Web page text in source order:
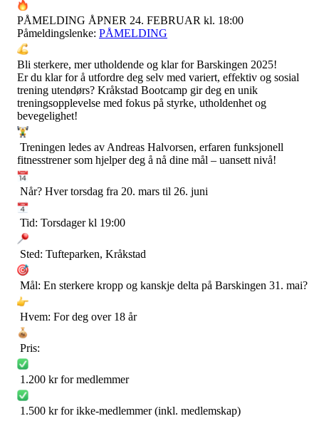
PÅMELDING ÅPNER 24. FEBRUAR kl. 18:00
Påmeldingslenke: PÅMELDING
Bli sterkere, mer utholdende og klar for Barskingen 2025!
Er du klar for å utfordre deg selv med variert, effektiv og sosial
trening utendørs? Kråkstad Bootcamp gir deg en unik
treningsopplevelse med fokus på styrke, utholdenhet og
bevegelighet!
Treningen ledes av Andreas Halvorsen, erfaren funksjonell
fitnesstrener som hjelper deg å nå dine mål – uansett nivå!
Når? Hver torsdag fra 20. mars til 26. juni
Tid: Torsdager kl 19:00
Sted: Tufteparken, Kråkstad
Mål: En sterkere kropp og kanskje delta på Barskingen 31. mai?
Hvem: For deg over 18 år
Pris:
1.200 kr for medlemmer
1.500 kr for ikke-medlemmer (inkl. medlemskap)